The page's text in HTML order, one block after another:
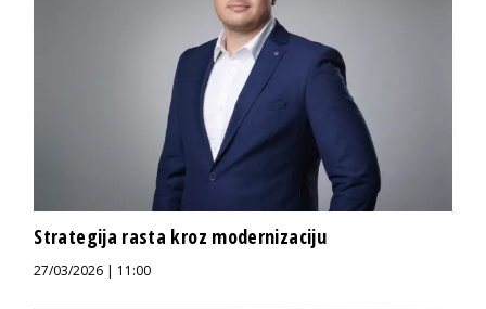
Strategija rasta kroz modernizaciju
27/03/2026 | 11:00